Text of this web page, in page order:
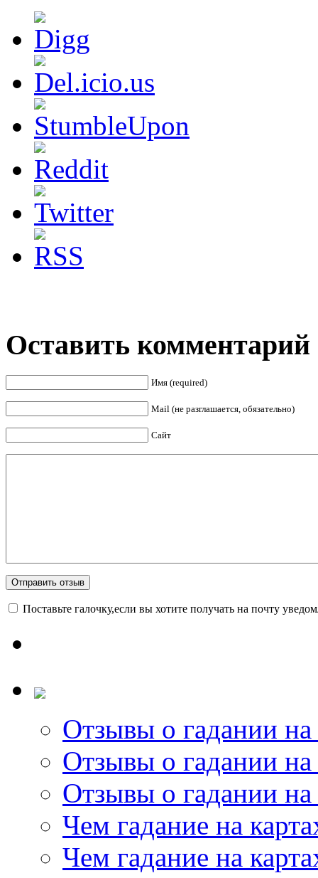
Оставить комментарий
Имя (required)
Mail (не разглашается, обязательно)
Сайт
Поставьте галочку,если вы хотите получать на почту
Отзывы о гадании на
Отзывы о гадании на
Отзывы о гадании на
Чем гадание на
Чем гадание на